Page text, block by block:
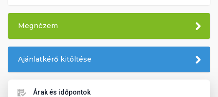
Megnézem
Ajánlatkérő kitöltése
Árak és időpontok